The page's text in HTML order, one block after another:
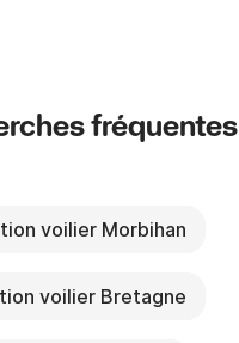
fréquentes
voilier Morbihan
voilier Bretagne